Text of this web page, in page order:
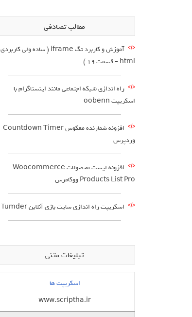
مطالب تصادفی
آموزش و کاربرد تگ iframe ( ساده ولی کاربردی
html – قسمت 19 )
راه اندازی شبکه اجتماعی مانند اینستاگرام با
اسکریپت oobenn
افزونه شمارنده معکوس Countdown Timer
وردپرس
افزونه لیست محصولات Woocommerce
Products List Pro ووکامرس
اسکریپت راه اندازی سایت بازی آنلاین Tumder
تبلیغات متنی
اسکریپت ها
www.scriptha.ir